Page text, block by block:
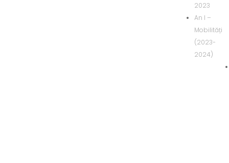
2023
An I –
Mobilități
(2023-
2024)